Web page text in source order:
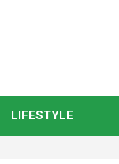
LIFESTYLE